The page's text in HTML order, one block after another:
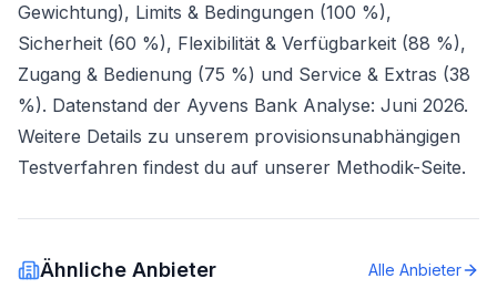
Gewichtung), Limits & Bedingungen (100 %),
Sicherheit (60 %), Flexibilität & Verfügbarkeit (88 %),
Zugang & Bedienung (75 %) und Service & Extras (38
%). Datenstand der Ayvens Bank Analyse: Juni 2026.
Weitere Details zu unserem provisionsunabhängigen
Testverfahren findest du auf unserer Methodik-Seite.
Ähnliche Anbieter Alle Anbieter